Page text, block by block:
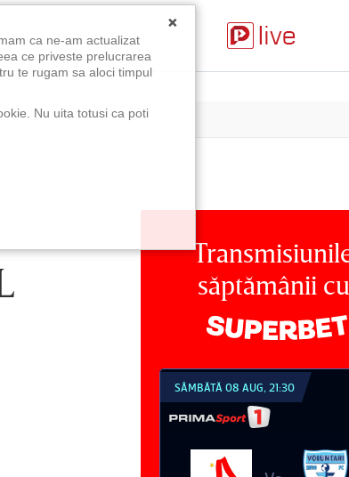
săptămânii cu
18:30 SÂMBĂTĂ 08 AUG, 21:30
×
ca ne-am actualizat
ce priveste prelucrarea
te rugam sa aloci timpul
Nu uita totusi ca poti